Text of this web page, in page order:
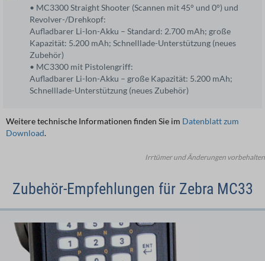
• MC3300 Straight Shooter (Scannen mit 45° und 0°) und
Revolver-/Drehkopf:
Aufladbarer Li-Ion-Akku – Standard: 2.700 mAh; große
Kapazität: 5.200 mAh; Schnelllade-Unterstützung (neues
Zubehör)
• MC3300 mit Pistolengriff:
Aufladbarer Li-Ion-Akku – große Kapazität: 5.200 mAh;
Schnelllade-Unterstützung (neues Zubehör)
Weitere technische Informationen finden Sie im Datenblatt zum
Download.
Irrtümer und Änderungen vorbehalten
Zubehör-Empfehlungen für Zebra MC33